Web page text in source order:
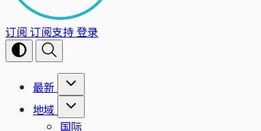
订阅 订阅支持登录
最新
地域
国际